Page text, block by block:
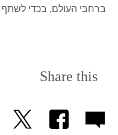
ברחבי העולם, בכדי לשתף
Share this